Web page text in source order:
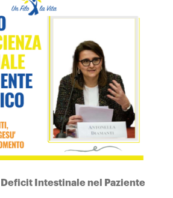
Deficit Intestinale nel Paziente